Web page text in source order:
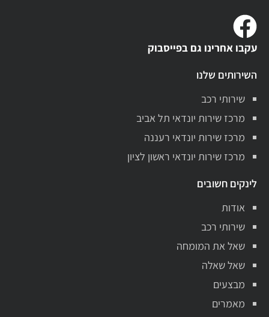
עקבו אחרינו גם בפייסבוק
השירותים שלנו
שירותי רכב
מרכז שירות יונדאי תל אביב
מרכז שירות יונדאי רעננה
מרכז שירות יונדאי ראשון לציון
לינקים חשובים
אודות
שירותי רכב
שאל את המומחה
שאל שאלה
מבצעים
מאמרים